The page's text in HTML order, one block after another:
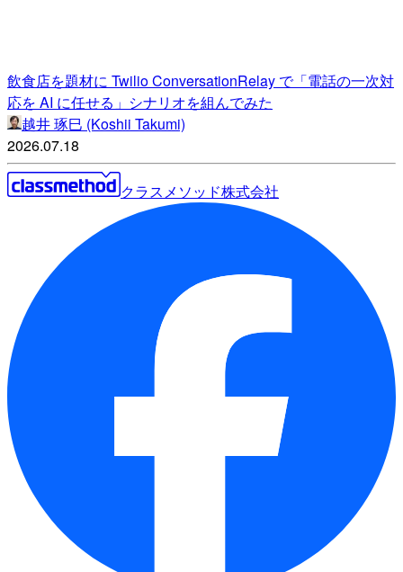
飲食店を題材に Twilio ConversationRelay で「電話の一次対
応を AI に任せる」シナリオを組んでみた
越井 琢巳 (Koshii Takumi)
2026.07.18
クラスメソッド株式会社